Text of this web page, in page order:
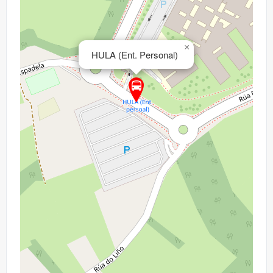
HULA (Ent. Personal)
×